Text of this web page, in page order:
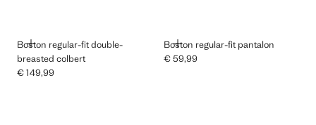
Boston regular-fit double-
breasted colbert
TOEVOEGEN
Huidige prijs [€ 149,99 ]
€ 149,99
Boston regular-fit pantalon
TOEVOEGEN
Huidige prijs [€ 59,99 ]
€ 59,99